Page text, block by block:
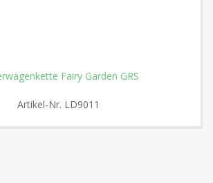
Fairy Garden GRS
Artikel-Nr. LD9011